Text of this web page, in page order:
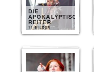
DIE
APOKALYPTISCHEN
REITER
11 BILDER